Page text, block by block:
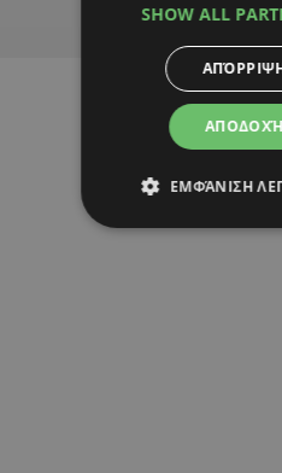
Advertisement
SHOW ALL
ΕΜΦΆΝΙΣΗ